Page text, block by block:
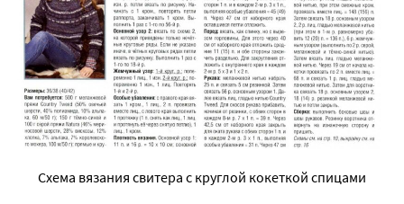
Схема вязания свитера с круглой кокеткой спицами